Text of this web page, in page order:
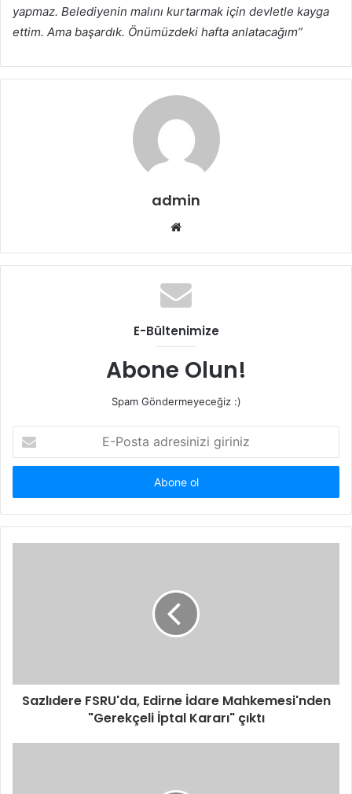
yapmaz. Belediyenin malını kurtarmak için devletle kayga
ettim. Ama başardık. Önümüzdeki hafta anlatacağım”
admin
Web
E-Bültenimize
Abone Olun!
Spam Göndermeyeceğiz :)
Posta
adresinizi
Sazlıdere FSRU'da, Edirne İdare Mahkemesi'nden
"Gerekçeli İptal Kararı" çıktı